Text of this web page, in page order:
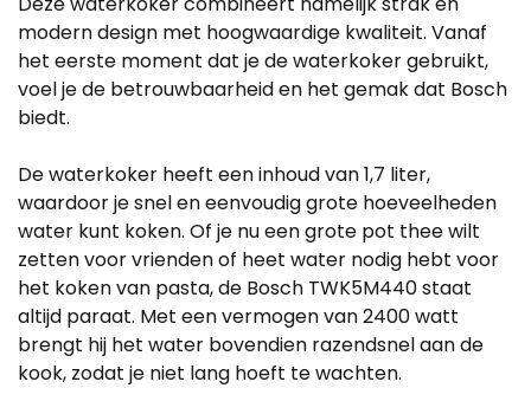
modern design met hoogwaardige kwaliteit. Vanaf
het eerste moment dat je de waterkoker gebruikt,
voel je de betrouwbaarheid en het gemak dat Bosch
biedt.
De waterkoker heeft een inhoud van 1,7 liter,
waardoor je snel en eenvoudig grote hoeveelheden
water kunt koken. Of je nu een grote pot thee wilt
zetten voor vrienden of heet water nodig hebt voor
het koken van pasta, de Bosch TWK5M440 staat
altijd paraat. Met een vermogen van 2400 watt
brengt hij het water bovendien razendsnel aan de
kook, zodat je niet lang hoeft te wachten.